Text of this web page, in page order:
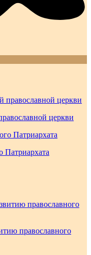
церкви
Патриархата
православного